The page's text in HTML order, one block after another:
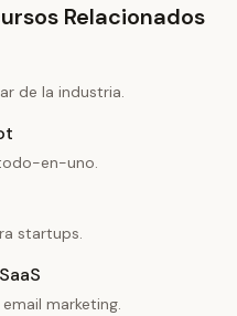
Relacionados
de la industria.
en-uno.
startups.
marketing.